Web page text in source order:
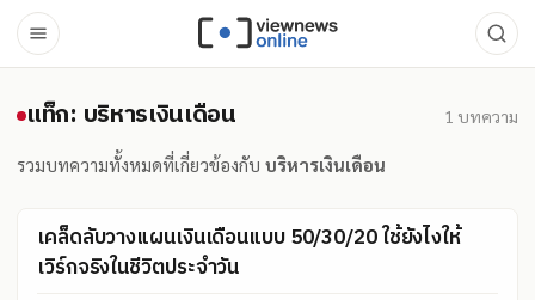
แท็ก: บริหารเงินเดือน
แท็ก: บริหารเงินเดือน 1 บทความ
รวมบทความทั้งหมดที่เกี่ยวข้องกับ บริหารเงินเดือน
เคล็ดลับวางแผนเงินเดือนแบบ 50/30/20 ใช้ยังไงให้
เวิร์กจริงในชีวิตประจำวัน